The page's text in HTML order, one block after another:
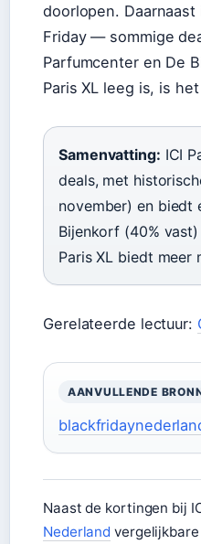
doorlopen.
Friday — sommige
Parfumcenter en De
Paris XL leeg is, is
Samenvatting: ICI
deals, met
november) en biedt
Bijenkorf (40%
Paris XL biedt meer
Gerelateerde lectuur:
AANVULLENDE
Naast de kortingen bij
Nederland